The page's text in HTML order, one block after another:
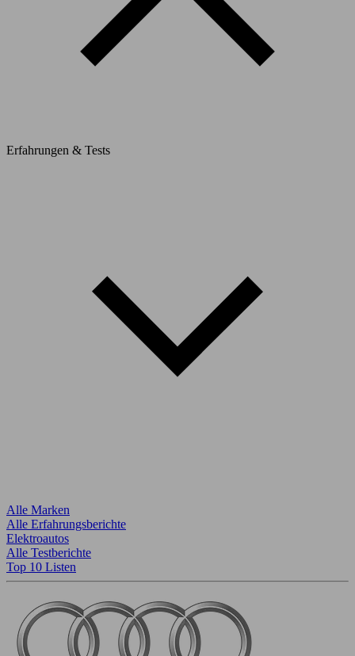
Erfahrungen & Tests
Alle Marken
Alle Erfahrungsberichte
Elektroautos
Alle Testberichte
Top 10 Listen